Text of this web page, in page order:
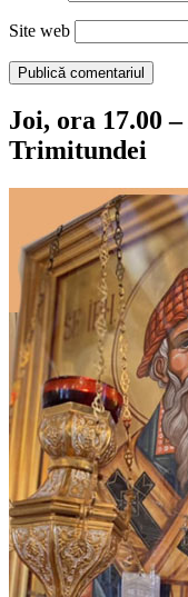
Site web
Joi, ora 17.00
Trimitundei